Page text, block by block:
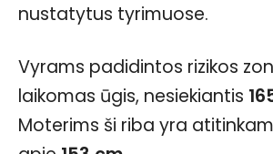
nustatytus tyrimuose.
Vyrams padidintos rizikos
laikomas ūgis, nesiekiantis
Moterims ši riba yra